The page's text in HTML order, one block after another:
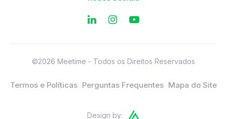
©2026 Meetime - Todos os Direitos Reservados
Termos e Políticas Perguntas Frequentes Mapa do Site
Design by: